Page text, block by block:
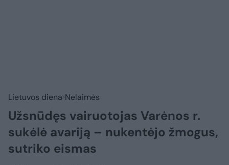
Lietuvos diena Nelaimės
Užsnūdęs vairuotojas Varėnos r.
sukėlė avariją – nukentėjo žmogus,
sutriko eismas